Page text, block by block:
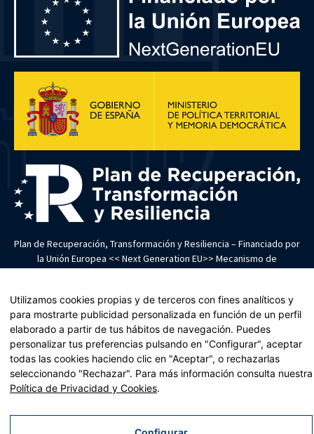
Plan de Recuperación, Transformación y Resiliencia – Financiado por
la Unión Europea << Next Generation EU>> Mecanismo de
de 2021. Componente 11, Inversión 2 del PRTR gestionado por el
Ministerio de Política territorial.
Aviso legal Política de privacidad Política de cookies |Accesibilidad | Mapa web
| Desarrollado por
Tres tristes tigres
Utilizamos cookies propias y de terceros con fines analíticos y
para mostrarte publicidad personalizada en función de un perfil
elaborado a partir de tus hábitos de navegación. Puedes
personalizar tus preferencias pulsando en "Configurar", aceptar
todas las cookies haciendo clic en "Aceptar", o rechazarlas
seleccionando "Rechazar". Para más información consulta nuestra
Política de Privacidad y Cookies.